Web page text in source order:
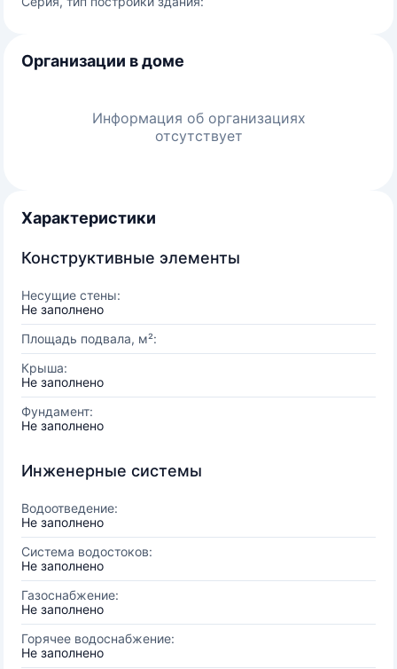
Организации в доме
Информация об организациях
отсутствует
Характеристики
Конструктивные элементы
Несущие стены:
Не заполнено
Площадь подвала, м²:
Крыша:
Не заполнено
Фундамент:
Не заполнено
Инженерные системы
Водоотведение:
Не заполнено
Система водостоков:
Не заполнено
Газоснабжение:
Не заполнено
Горячее водоснабжение:
Не заполнено